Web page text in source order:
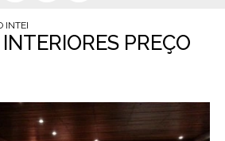
INTERIORES PRECO
PREÇO